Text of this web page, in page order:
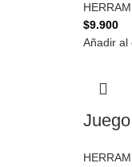
$9.900
Añadir al